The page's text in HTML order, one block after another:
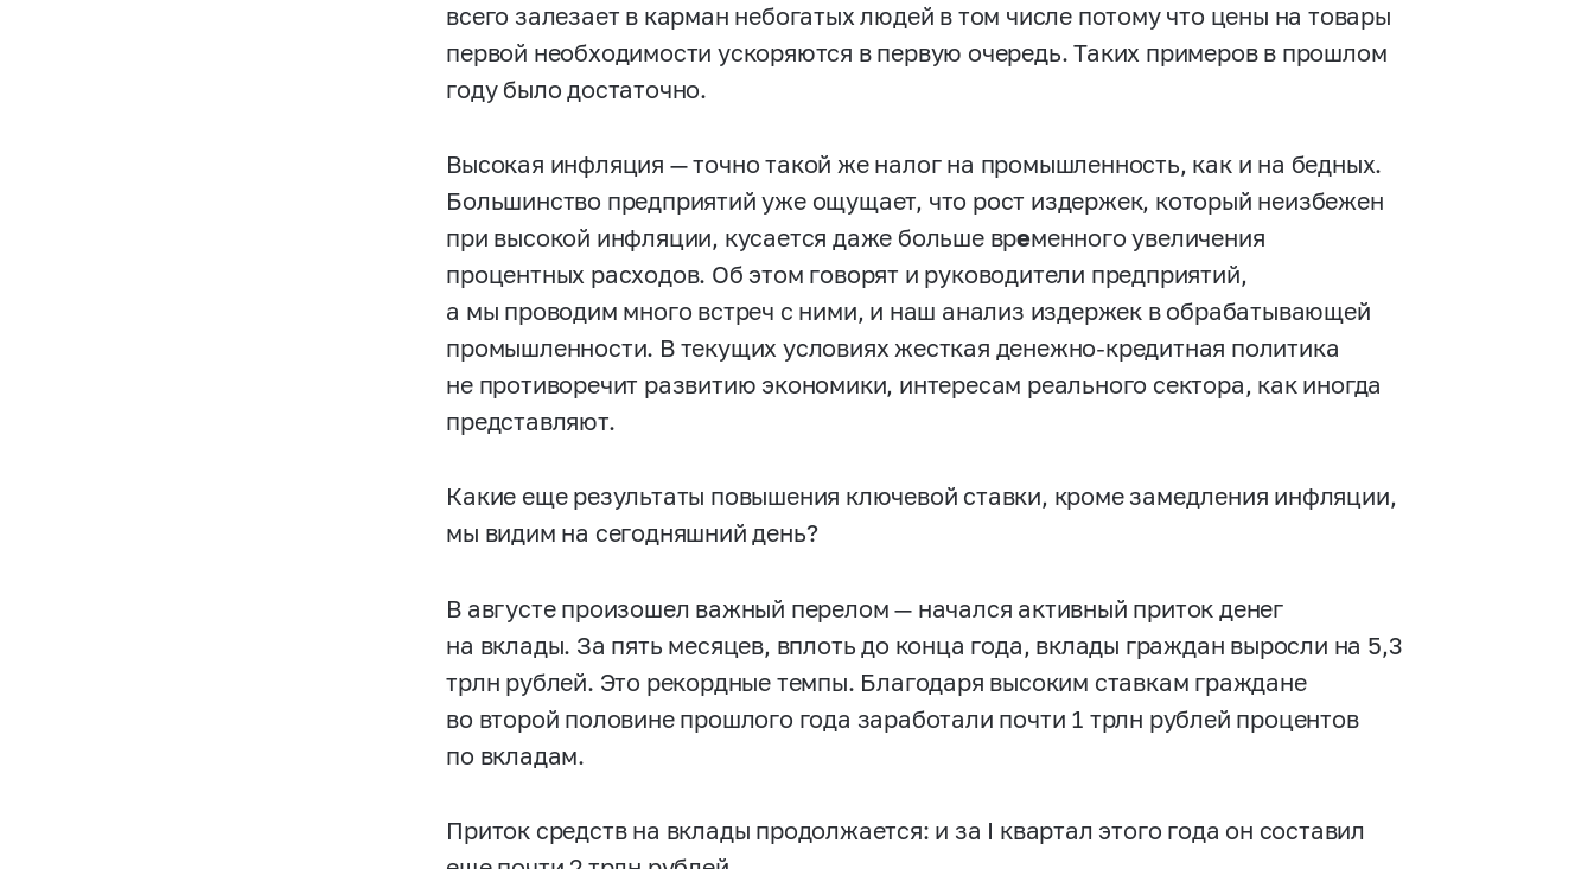
всего залезает в карман небогатых людей в том числе потому что цены на товары
первой необходимости ускоряются в первую очередь. Таких примеров в прошлом
году было достаточно.
Высокая инфляция — точно такой же налог на промышленность, как и на бедных.
Большинство предприятий уже ощущает, что рост издержек, который неизбежен
при высокой инфляции, кусается даже больше временного увеличения
процентных расходов. Об этом говорят и руководители предприятий,
а мы проводим много встреч с ними, и наш анализ издержек в обрабатывающей
промышленности. В текущих условиях жесткая денежно-кредитная политика
не противоречит развитию экономики, интересам реального сектора, как иногда
представляют.
Какие еще результаты повышения ключевой ставки, кроме замедления инфляции,
мы видим на сегодняшний день?
В августе произошел важный перелом — начался активный приток денег
на вклады. За пять месяцев, вплоть до конца года, вклады граждан выросли на 5,3
трлн рублей. Это рекордные темпы. Благодаря высоким ставкам граждане
во второй половине прошлого года заработали почти 1 трлн рублей процентов
по вкладам.
Приток средств на вклады продолжается: и за I квартал этого года он составил